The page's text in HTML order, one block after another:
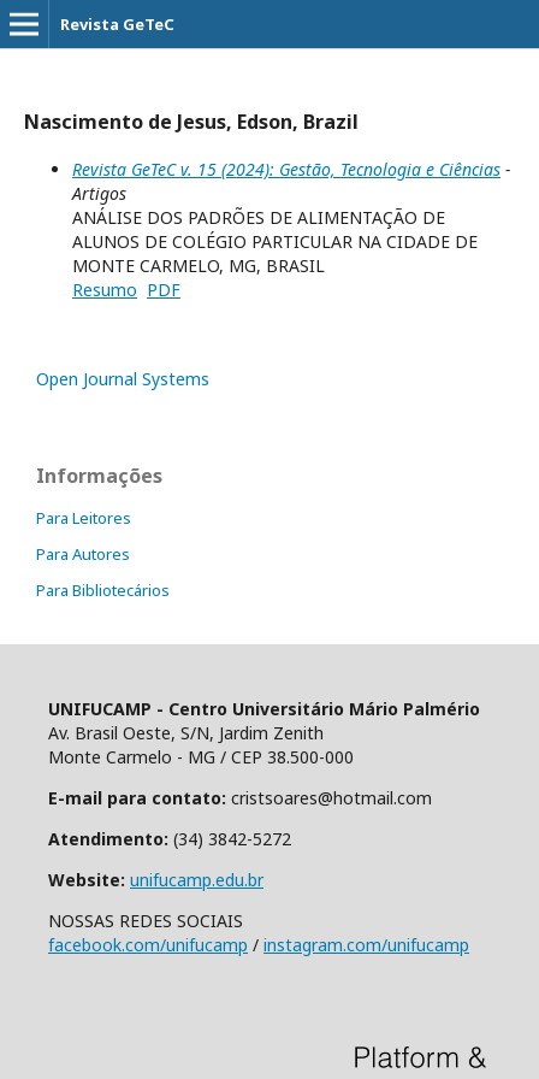
Revista GeTeC
Nascimento de Jesus, Edson, Brazil
Revista GeTeC v. 15 (2024): Gestão, Tecnologia e Ciências -
Artigos
ANÁLISE DOS PADRÕES DE ALIMENTAÇÃO DE
ALUNOS DE COLÉGIO PARTICULAR NA CIDADE DE
MONTE CARMELO, MG, BRASIL
Resumo PDF
Open Journal Systems
Informações
Para Leitores
Para Autores
Para Bibliotecários
UNIFUCAMP - Centro Universitário Mário Palmério
Av. Brasil Oeste, S/N, Jardim Zenith
Monte Carmelo - MG / CEP 38.500-000
E-mail para contato: cristsoares@hotmail.com
Atendimento: (34) 3842-5272
Website: unifucamp.edu.br
NOSSAS REDES SOCIAIS
facebook.com/unifucamp / instagram.com/unifucamp